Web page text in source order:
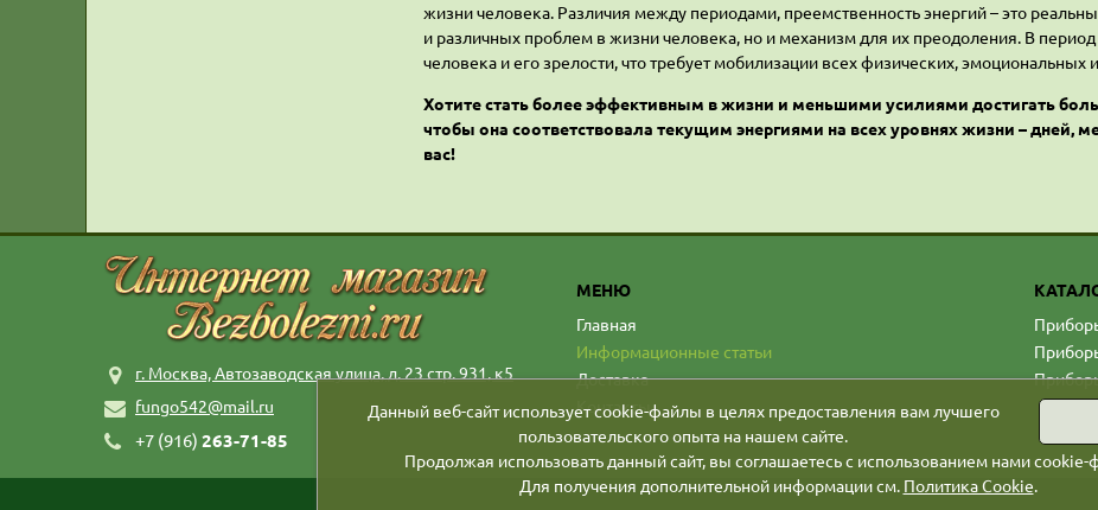
жизни человека. Различия между периодами, преемственность энергий – это
и различных проблем в жизни человека, но и механизм для их преодоления. В
человека и его зрелости, что требует мобилизации всех физических, эмоциональных
Хотите стать более эффективным в жизни и меньшими усилиями достигать
чтобы она соответствовала текущим энергиями на всех уровнях жизни – дней,
вас!
г. Москва, Автозаводская улица, д. 23 стр. 931, к5
fungo542@mail.ru
+7 (916) 263-71-85
МЕНЮ
Главная
Информационные статьи
Доставка
Контакты
Данный веб-сайт использует cookie-файлы в целях предоставления вам лучшего
пользовательского опыта на нашем сайте.
Продолжая использовать данный сайт, вы соглашаетесь с использованием нами cookie-
Для получения дополнительной информации см. Политика Cookie.